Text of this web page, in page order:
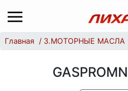
Главная 3.МОТОРНЫЕ МАСЛА